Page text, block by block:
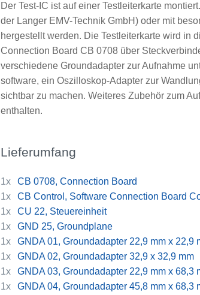
Der Test-IC ist auf einer Testleiterkarte
der Langer EMV-Technik GmbH) oder mit
hergestellt werden. Die Testleiterkarte wird in
Connection Board CB 0708 über
verschiedene Groundadapter zur Aufnahme
software, ein Oszilloskop-Adapter zur
sichtbar zu machen. Weiteres Zubehör zum
enthalten.
Lieferumfang
1x
CB 0708, Connection Board
1x
CB Control, Software Connection Board
1x
CU 22, Steuereinheit
1x
GND 25, Groundplane
1x
GNDA 01, Groundadapter 22,9 mm x 22,9
1x
GNDA 02, Groundadapter 32,9 x 32,9 mm
1x
GNDA 03, Groundadapter 22,9 mm x 68,3
1x
GNDA 04, Groundadapter 45,8 mm x 68,3